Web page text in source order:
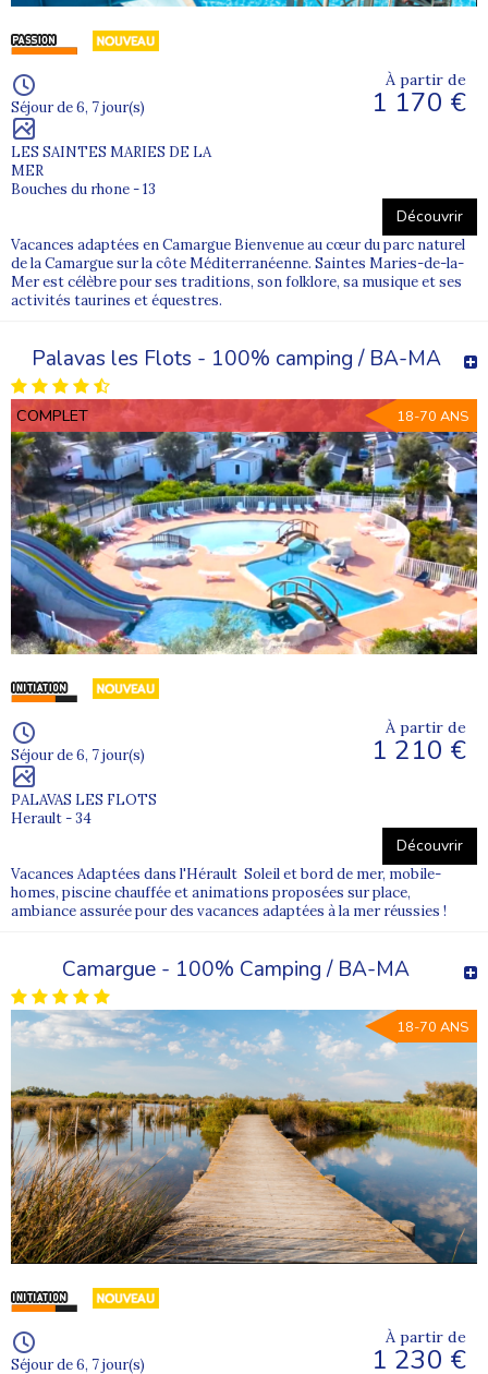
Séjour de 6, 7 jour(s)
LES SAINTES MARIES DE LA
MER
Bouches du rhone - 13
À partir de
1 170 €
Découvrir
Vacances adaptées en Camargue Bienvenue au cœur du parc naturel
de la Camargue sur la côte Méditerranéenne. Saintes Maries-de-la-
Mer est célèbre pour ses traditions, son folklore, sa musique et ses
activités taurines et équestres.
Palavas les Flots - 100% camping / BA-MA
COMPLET 18-70 ANS
Séjour de 6, 7 jour(s)
PALAVAS LES FLOTS
Herault - 34
À partir de
1 210 €
Découvrir
Vacances Adaptées dans l'Hérault Soleil et bord de mer, mobile-
homes, piscine chauffée et animations proposées sur place,
ambiance assurée pour des vacances adaptées à la mer réussies !
Camargue - 100% Camping / BA-MA
18-70 ANS
Séjour de 6, 7 jour(s)
À partir de
1 230 €